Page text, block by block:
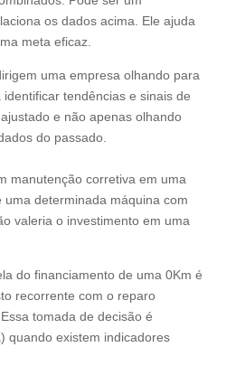
os dados acima. Ele ajuda
meta eficaz.
uma empresa olhando para
tendências e sinais de
e não apenas olhando
do passado.
manutenção corretiva em uma
uma determinada máquina com
valeria o investimento em uma
do financiamento de uma 0Km é
recorrente com o reparo
tomada de decisão é
quando existem indicadores